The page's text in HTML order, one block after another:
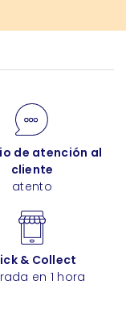
de atención al
cliente
atento
& Collect
en 1 hora